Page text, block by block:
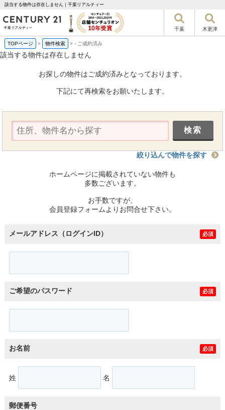
該当する物件は存在しません｜千葉リアルティー
千葉 木更津
TOPページ > 物件検索 >- ご成約済み
該当する物件は存在しません
お探しの物件はご成約済みとなっております。
下記にて再検索をお願いたします。
絞り込んで物件を探す
ホームページに掲載されていない物件も
多数ございます。
お手数ですが、
会員登録フォームよりお問合せ下さい。
メールアドレス（ログインID） 必須
ご希望のパスワード 必須
お名前 必須
姓 名
郵便番号